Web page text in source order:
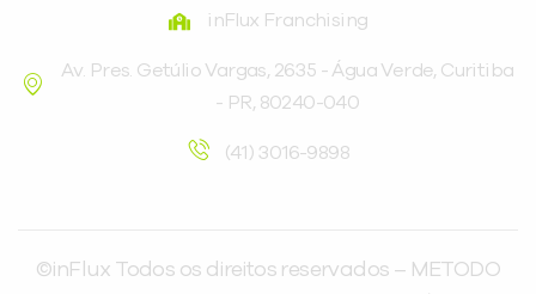
inFlux Franchising
Av. Pres. Getúlio Vargas, 2635 - Água Verde, Curitiba
- PR, 80240-040
(41) 3016-9898
©inFlux Todos os direitos reservados – METODO